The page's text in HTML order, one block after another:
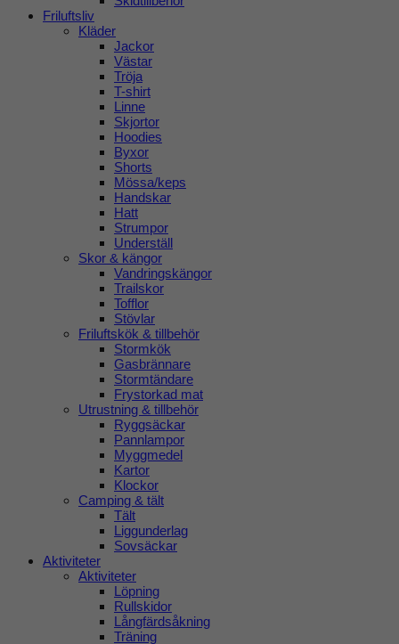
Friluftsliv
Kläder
Jackor
Västar
Tröja
T-shirt
Linne
Skjortor
Hoodies
Byxor
Shorts
Mössa/keps
Handskar
Hatt
Strumpor
Underställ
Skor & kängor
Vandringskängor
Trailskor
Tofflor
Stövlar
Friluftskök & tillbehör
Stormkök
Gasbrännare
Stormtändare
Frystorkad mat
Utrustning & tillbehör
Ryggsäckar
Pannlampor
Myggmedel
Kartor
Klockor
Camping & tält
Tält
Liggunderlag
Sovsäckar
Aktiviteter
Aktiviteter
Löpning
Rullskidor
Långfärdsåkning
Träning